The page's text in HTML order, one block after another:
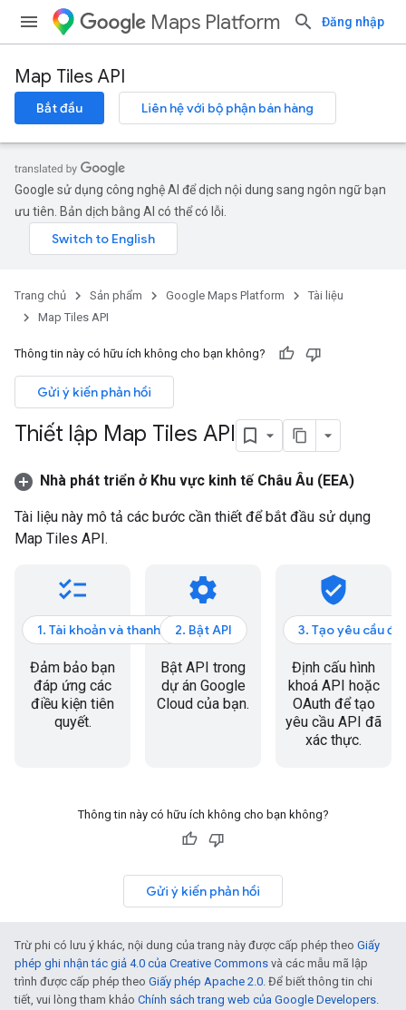
Maps Platform Đăng nhập
Map Tiles API
Bắt đầu Liên hệ với bộ phận bán hàng
Google sử dụng công nghệ AI để dịch nội dung sang ngôn ngữ bạn
ưu tiên. Bản dịch bằng AI có thể có lỗi.
Trang chủ Sản phẩm Google Maps Platform
Tài liệu
Map Tiles API
Thông tin này có hữu ích không cho bạn không?
Gửi ý kiến phản hồi
Thiết lập Map Tiles API
Nhà phát triển ở Khu vực kinh tế Châu Âu (EEA)
Tài liệu này mô tả các bước cần thiết để bắt đầu sử dụng
Map Tiles API.
checklist
1. Tài khoản và thanh toán
Đảm bảo bạn
đáp ứng các
điều kiện tiên
quyết.
settings
2. Bật API
Bật API trong
dự án Google
Cloud của bạn.
verified_user
3. Tạo yêu cầu
Định cấu hình
khoá API hoặc
OAuth để tạo
yêu cầu API đã
xác thực.
Thông tin này có hữu ích không cho bạn không?
Gửi ý kiến phản hồi
Trừ phi có lưu ý khác, nội dung của trang này được cấp phép theo Giấy
phép ghi nhận tác giả 4.0 của Creative Commons và các mẫu mã lập
trình được cấp phép theo Giấy phép Apache 2.0. Để biết thông tin chi
tiết, vui lòng tham khảo Chính sách trang web của Google Developers.